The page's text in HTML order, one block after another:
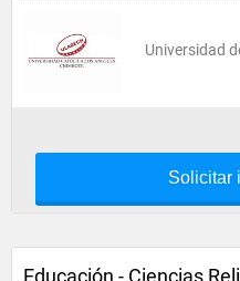
Universidad
Solicitar
Educación - Ciencias